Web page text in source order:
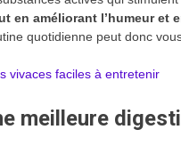
en améliorant l’humeur et
quotidienne peut donc
vivaces faciles à entretenir
meilleure